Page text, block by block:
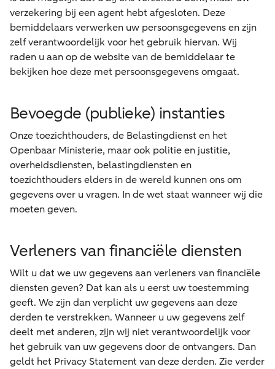
verzekering bij een agent hebt afgesloten. Deze
bemiddelaars verwerken uw persoonsgegevens en zijn
zelf verantwoordelijk voor het gebruik hiervan. Wij
raden u aan op de website van de bemiddelaar te
bekijken hoe deze met persoonsgegevens omgaat.
Bevoegde (publieke) instanties
Onze toezichthouders, de Belastingdienst en het
Openbaar Ministerie, maar ook politie en justitie,
overheidsdiensten, belastingdiensten en
toezichthouders elders in de wereld kunnen ons om
gegevens over u vragen. In de wet staat wanneer wij die
moeten geven.
Verleners van financiële diensten
Wilt u dat we uw gegevens aan verleners van financiële
diensten geven? Dat kan als u eerst uw toestemming
geeft. We zijn dan verplicht uw gegevens aan deze
derden te verstrekken. Wanneer u uw gegevens zelf
deelt met anderen, zijn wij niet verantwoordelijk voor
het gebruik van uw gegevens door de ontvangers. Dan
geldt het Privacy Statement van deze derden. Zie verder